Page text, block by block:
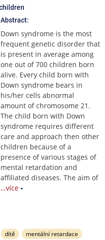
Abstract:
Down syndrome is the most
frequent genetic disorder that
is present in average among
one out of 700 children born
alive. Every child born with
Down syndrome bears in
his/her cells abnormal
amount of chromosome 21.
The child born with Down
syndrome requires different
care and approach then other
children because of a
presence of various stages of
mental retardation and
affiliated diseases. The aim of
…více
dítě
mentální retardace